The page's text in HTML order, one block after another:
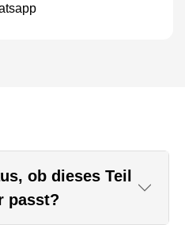
ob dieses Teil
passt?